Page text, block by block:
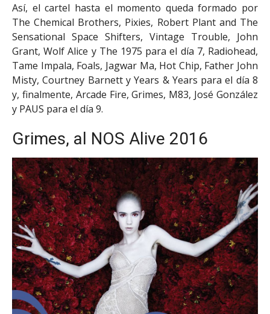
Así, el cartel hasta el momento queda formado por
The Chemical Brothers, Pixies, Robert Plant and The
Sensational Space Shifters, Vintage Trouble, John
Grant, Wolf Alice y The 1975 para el día 7, Radiohead,
Tame Impala, Foals, Jagwar Ma, Hot Chip, Father John
Misty, Courtney Barnett y Years & Years para el día 8
y, finalmente, Arcade Fire, Grimes, M83, José González
y PAUS para el día 9.
Grimes, al NOS Alive 2016